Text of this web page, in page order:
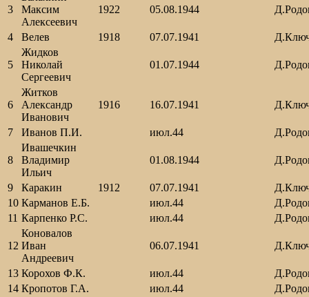
3
Максим
Алексеевич
1922 05.08.1944
4 Велев 1918 07.07.1941
5
Жидков
Николай
Сергеевич
01.07.1944
6
Житков
Александр
Иванович
1916 16.07.1941
7 Иванов П.И. июл.44
8
Ивашечкин
Владимир
Ильич
01.08.1944
9 Каракин 1912 07.07.1941
10 Карманов Е.Б. июл.44
11 Карпенко Р.С. июл.44
12
Коновалов
Иван
Андреевич
06.07.1941
13 Корохов Ф.К. июл.44
14 Кропотов Г.А. июл.44